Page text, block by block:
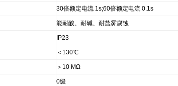
30倍额定电流 1s;60倍额定电流 0.1s
能耐酸、耐碱、耐盐雾腐蚀
IP23
＜130℃
＞10 MΩ
0级